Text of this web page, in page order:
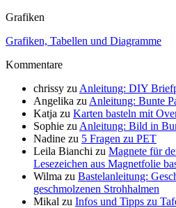
Grafiken
Grafiken, Tabellen und Diagramme
Kommentare
chrissy zu Anleitung: DIY
Angelika zu Anleitung: Bunte
Katja zu Karten basteln mit
Sophie zu Anleitung: Bild in
Nadine zu 5 Fragen zu PET
Leila Bianchi zu Magnete für
Lesezeichen aus Magnetfolie
Wilma zu Bastelanleitung:
geschmolzenen Strohhalmen
Mikal zu Infos und Tipps zu